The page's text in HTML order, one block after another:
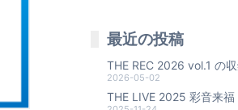
最近の投稿
THE REC 2026 vol.1 の
2026-05-02
THE LIVE 2025 彩音来福